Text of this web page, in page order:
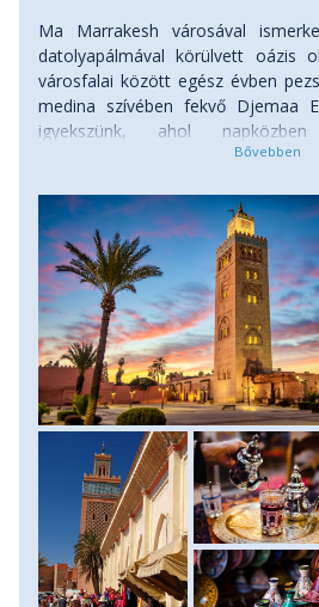
Ma Marrakesh városával
datolyapálmával körülvett oázis
városfalai között egész évben
medina szívében fekvő Djemaa
igyekszünk, ahol
mutatványosok, mesemondók
szimbólumának számító 12.
minaretjét, a Bab Agnaou
dinasztia mór díszítésű
Délután szabadprogram
Marrakesh egy apró, de nagyon
kertet, vagy a bazár-
alkudozhatunk szőttesekre,
ékszerekre. Este az alaposan
kifőzdék ínycsiklandozó illatai
dobzene vár, s szinte
éjszaka varázslatos világa. Szállás: